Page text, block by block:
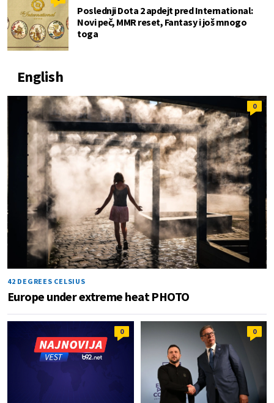
Poslednji Dota 2 apdejt pred International:
Novi peč, MMR reset, Fantasy i još mnogo
toga
English
0
42 DEGREES CELSIUS
Europe under extreme heat PHOTO
0 0